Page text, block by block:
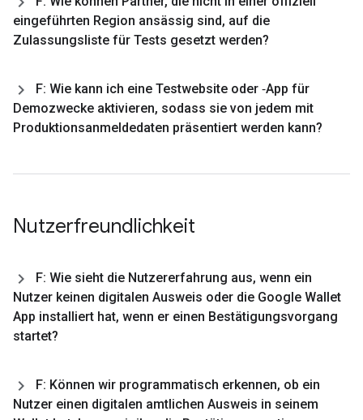
eingeführten Region ansässig sind, auf die
Zulassungsliste für Tests gesetzt werden?
F: Wie kann ich eine Testwebsite oder ‑App für
Demozwecke aktivieren, sodass sie von jedem mit
Produktionsanmeldedaten präsentiert werden kann?
Nutzerfreundlichkeit
F: Wie sieht die Nutzererfahrung aus, wenn ein
Nutzer keinen digitalen Ausweis oder die Google Wallet
App installiert hat, wenn er einen Bestätigungsvorgang
startet?
F: Können wir programmatisch erkennen, ob ein
Nutzer einen digitalen amtlichen Ausweis in seinem